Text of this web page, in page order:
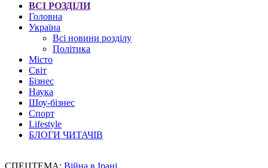
ВСІ РОЗДІЛИ
Головна
Україна
Всі новини розділу
Політика
Місто
Світ
Бізнес
Наука
Шоу-бізнес
Спорт
Lifestyle
БЛОГИ ЧИТАЧІВ
СПЕЦТЕМА: Війна в Ірані